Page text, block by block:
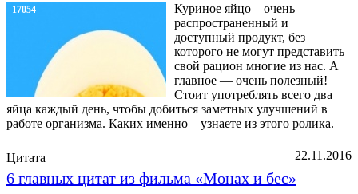
17054
Куриное яйцо – очень
распространенный и
доступный продукт, без
которого не могут представить
свой рацион многие из нас. А
главное — очень полезный!
Стоит употреблять всего два
яйца каждый день, чтобы добиться заметных улучшений в
работе организма. Каких именно – узнаете из этого ролика.
22.11.2016
Цитата
6 главных цитат из фильма «Монах и бес»